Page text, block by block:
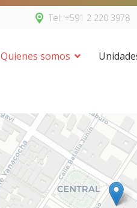
Tel: +591 2 220 3978
Quienes somos